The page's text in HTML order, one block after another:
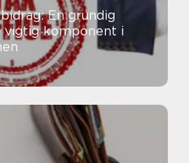
En grundig
vigtig komponent i